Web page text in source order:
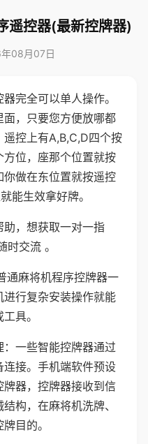
遥控器(最新控牌器)
08月07日
完全可以单人操作。
，只要您方便放哪都
控上有A,B,C,D四个按
位，座那个位置就按
做在东位置就按遥控
能生效拿好牌。
，想获取一对一指
交流 。
通麻将机程序控牌器一
行复杂安装操作就能
具。
一些智能控牌器通过
接。手机端软件预设
器，控牌器接收到信
构，在麻将机洗牌、
目的。